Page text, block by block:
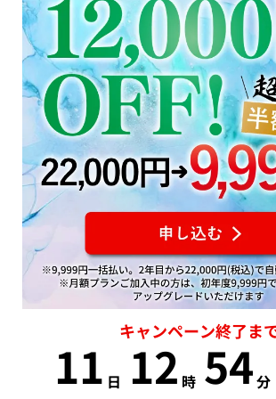
キャンペーン終了ま
11 日 12 時 54分